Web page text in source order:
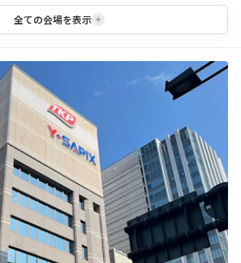
全ての会場を表示